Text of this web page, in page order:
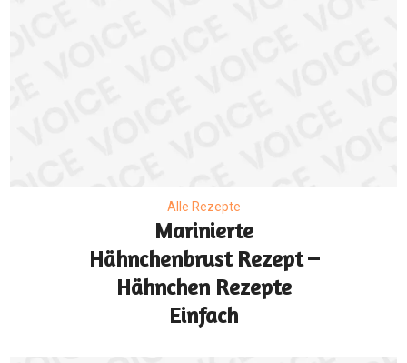
Alle Rezepte
Marinierte
Hähnchenbrust Rezept –
Hähnchen Rezepte
Einfach